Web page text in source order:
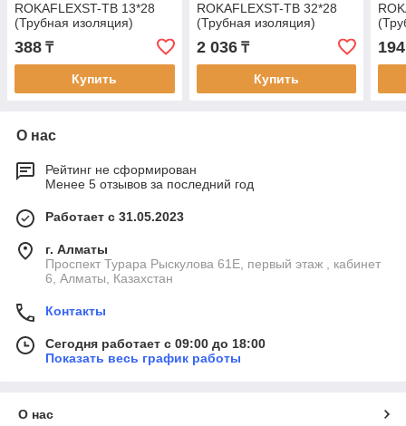
ROKAFLEXST-TB 13*28
(Трубная изоляция)
388 ₸
Купить
ROKAFLEXST-TB 32*28
(Трубная изоляция)
2 036₸
Купить
194
О нас
Рейтинг не сформирован
Менее 5 отзывов за последний год
Работает с 31.05.2023
г. Алматы
Проспект Турара Рыскулова 61Е, первый этаж , кабинет
6, Алматы, Казахстан
Контакты
Сегодня работает с 09:00 до 18:00
Показать весь график работы
О нас